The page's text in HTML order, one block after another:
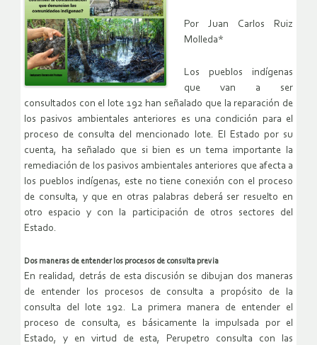
Por Juan Carlos Ruiz
Molleda*
Los pueblos indígenas
que van a ser
consultados con el lote 192 han señalado que la reparación de
los pasivos ambientales anteriores es una condición para el
proceso de consulta del mencionado lote. El Estado por su
cuenta, ha señalado que si bien es un tema importante la
remediación de los pasivos ambientales anteriores que afecta a
los pueblos indígenas, este no tiene conexión con el proceso
de consulta, y que en otras palabras deberá ser resuelto en
otro espacio y con la participación de otros sectores del
Estado.
Dos maneras de entender los procesos de consulta previa
En realidad, detrás de esta discusión se dibujan dos maneras
de entender los procesos de consulta a propósito de la
consulta del lote 192. La primera manera de entender el
proceso de consulta, es básicamente la impulsada por el
Estado, y en virtud de esta, Perupetro consulta con las